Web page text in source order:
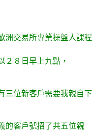
洲交易所專業操盤人課程
２８日早上九點，
三位新客戶需要我親自下
的客戶號招了共五位親